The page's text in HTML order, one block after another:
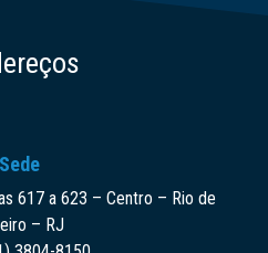
Sede
617 a 623 – Centro – Rio de
– RJ